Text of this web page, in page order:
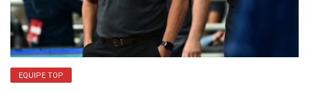
EQUIPE TOP